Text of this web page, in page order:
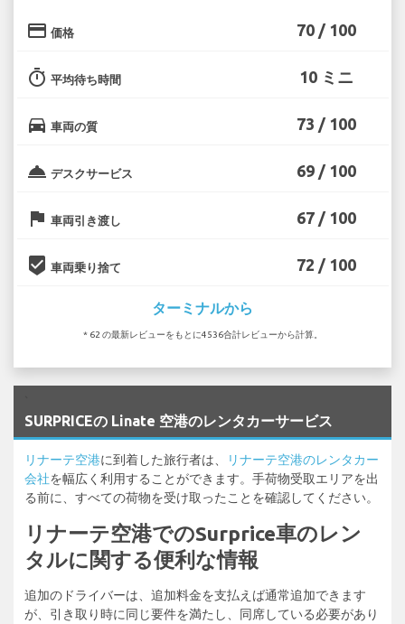
credit_card 価格 70 / 100
timer 平均待ち時間 10 ミニ
directions_car 車両の質 73 / 100
room_service デスクサービス 69 / 100
flag 車両引き渡し 67 / 100
beenhere 車両乗り捨て 72 / 100
ターミナルから
* 62 の最新レビューをもとに4536合計レビューから計算。
SURPRICEの Linate 空港のレンタカーサービス
リナーテ空港に到着した旅行者は、
リナーテ空港のレンタカー
会社を幅広く利用することができます。手荷物受取エリアを出
る前に、すべての荷物を受け取ったことを確認してください。
リナーテ空港でのSurprice車のレン
タルに関する便利な情報
追加のドライバーは、追加料金を支払えば通常追加できます
が、引き取り時に同じ要件を満たし、同席している必要があり